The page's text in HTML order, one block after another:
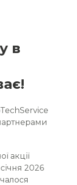
в
акції
2026